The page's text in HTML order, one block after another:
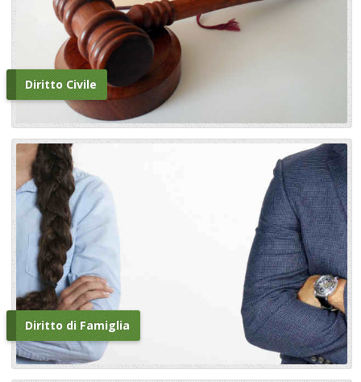
Diritto Civile
Diritto di Famiglia